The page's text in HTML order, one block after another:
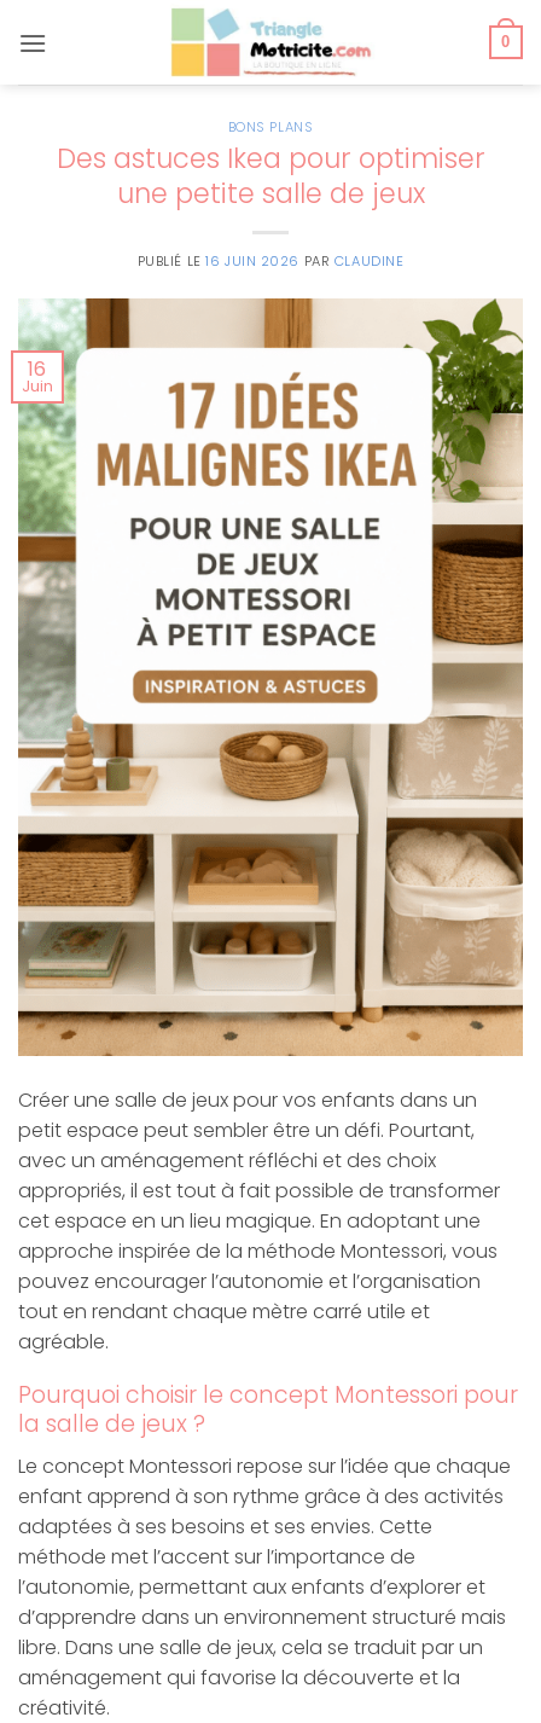
au
0
BONS PLANS
Des astuces Ikea pour optimiser
une petite salle de jeux
PUBLIÉ LE16 JUIN 2026 PAR CLAUDINE
16
Juin
Créer une salle de jeux pour vos enfants dans un
petit espace peut sembler être un défi. Pourtant,
avec un aménagement réfléchi et des choix
appropriés, il est tout à fait possible de transformer
cet espace en un lieu magique. En adoptant une
approche inspirée de la méthode Montessori, vous
pouvez encourager l’autonomie et l’organisation
tout en rendant chaque mètre carré utile et
agréable.
Pourquoi choisir le concept Montessori pour
la salle de jeux ?
Le concept Montessori repose sur l’idée que chaque
enfant apprend à son rythme grâce à des activités
adaptées à ses besoins et ses envies. Cette
méthode met l’accent sur l’importance de
l’autonomie, permettant aux enfants d’explorer et
d’apprendre dans un environnement structuré mais
libre. Dans une salle de jeux, cela se traduit par un
aménagement qui favorise la découverte et la
créativité.